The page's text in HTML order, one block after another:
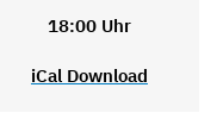
18:00 Uhr
iCal Download